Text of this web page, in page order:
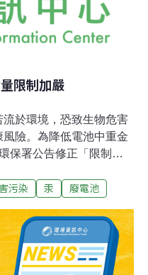
限制加嚴
於環境，恐致生物危害
險。為降低電池中重金
保署公告修正「限制乾
分之一）以下、新增鎘含
應國際「延伸製造者責
，簡稱EPR）」
條，於2006年開始管制乾
製造及輸入業者，應先
污染 汞 廢電池